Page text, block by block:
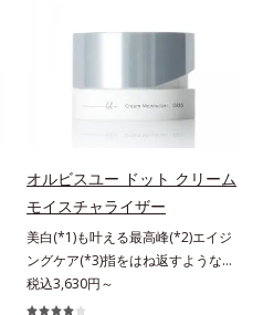
(*2)が凹凸を埋めて、肌に薄いヴェ
ールをかけるようにカバー。さらに
板状粉体が光を反射して、すっぴん
肌のようなナチュラルなツヤ感を演
「あぶらとりパウダー(*3)」を配合
し、くずれ＆テカリを防いでサラサ
ラ肌が長時間続きます。パウダータ
イプながら、SPF50+・PA++++。パ
ウダーならではの軽いつけごこち
で、日焼け止めが苦手な方にもおす
オルビスユー ドット クリーム
モイスチャライザー
美白(*1)も叶える最高峰(*2)エイジ
ングケア(*3)指をはね返すような弾
力感が宿るハリ感 濃密フィットク
リーム。ハリも透明感(*4)も結果主
税込3,630円～